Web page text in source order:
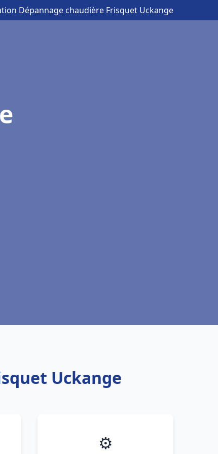
Dépannage chaudière Frisquet Uckange
Uckange
⚙️